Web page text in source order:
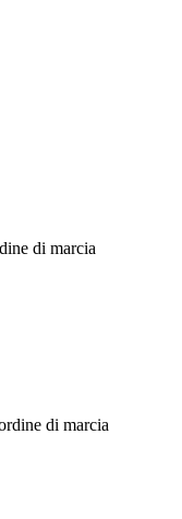
di marcia
di marcia